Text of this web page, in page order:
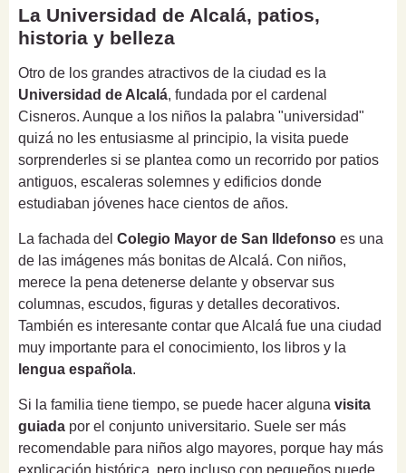
La Universidad de Alcalá, patios,
historia y belleza
Otro de los grandes atractivos de la ciudad es la
Universidad de Alcalá, fundada por el cardenal
Cisneros. Aunque a los niños la palabra "universidad"
quizá no les entusiasme al principio, la visita puede
sorprenderles si se plantea como un recorrido por patios
antiguos, escaleras solemnes y edificios donde
estudiaban jóvenes hace cientos de años.
La fachada del Colegio Mayor de San Ildefonso es una
de las imágenes más bonitas de Alcalá. Con niños,
merece la pena detenerse delante y observar sus
columnas, escudos, figuras y detalles decorativos.
También es interesante contar que Alcalá fue una ciudad
muy importante para el conocimiento, los libros y la
lengua española.
Si la familia tiene tiempo, se puede hacer alguna visita
guiada por el conjunto universitario. Suele ser más
recomendable para niños algo mayores, porque hay más